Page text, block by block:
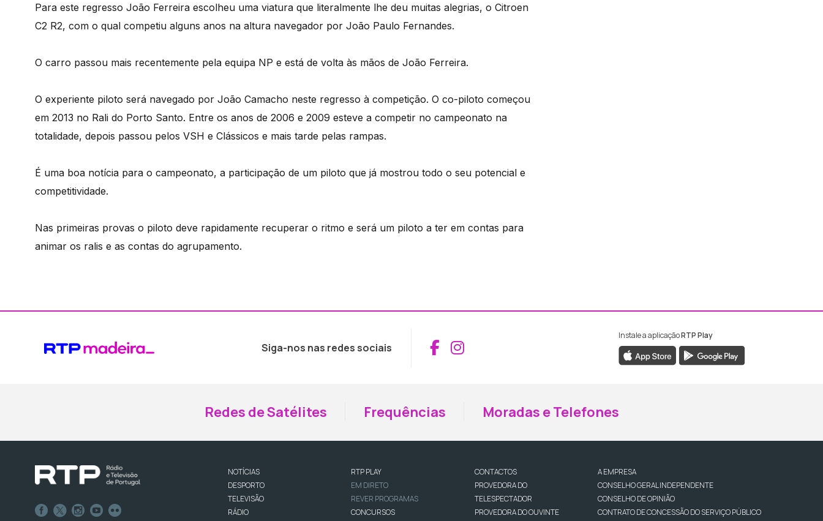
Para este regresso João Ferreira escolheu uma viatura que literalmente lhe deu muitas alegrias, o Citroen
C2 R2, com o qual competiu alguns anos na altura navegador por João Paulo Fernandes.
O carro passou mais recentemente pela equipa NP e está de volta às mãos de João Ferreira.
O experiente piloto será navegado por João Camacho neste regresso à competição. O co-piloto começou
em 2013 no Rali do Porto Santo. Entre os anos de 2006 e 2009 esteve a competir no campeonato na
totalidade, depois passou pelos VSH e Clássicos e mais tarde pelas rampas.
É uma boa notícia para o campeonato, a participação de um piloto que já mostrou todo o seu potencial e
competitividade.
Nas primeiras provas o piloto deve rapidamente recuperar o ritmo e será um piloto a ter em contas para
animar os ralis e as contas do agrupamento.
Siga-nos nas redes sociais Aceder ao Facebook da RTP Madeira
Aceder ao Instagram da RTP Madeira
Instale a aplicaçãoRTP Play
Redes de Satélites Frequências Moradas e Telefones
NOTÍCIAS
DESPORTO
TELEVISÃO
RÁDIO
RTP PLAY
EM DIRETO
REVER PROGRAMAS
CONCURSOS
CONTACTOS
PROVEDORA DO
TELESPECTADOR
PROVEDORA DO OUVINTE
A EMPRESA
CONSELHO GERAL INDEPENDENTE
CONSELHO DE OPINIÃO
CONTRATO DE CONCESSÃO DO SERVIÇO PÚBLICO